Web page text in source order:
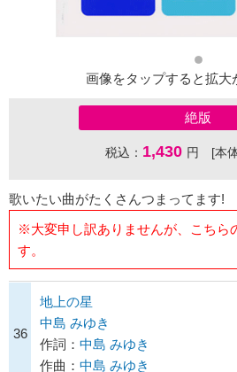
画像をタップすると拡大
絶版
税込： 1,430 円 [本
歌いたい曲がたくさんつまってます!
※大変申し訳ありませんが、こちら
す。
36
地上の星
中島 みゆき
作詞： 中島 みゆき
作曲： 中島 みゆき